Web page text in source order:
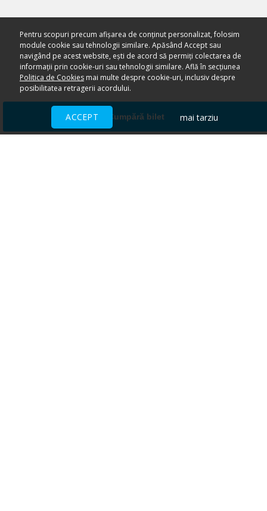
Cumpără bilet
Pentru scopuri precum afișarea de conținut personalizat, folosim
module cookie sau tehnologii similare. Apăsând Accept sau
navigând pe acest website, ești de acord să permiți colectarea de
informații prin cookie-uri sau tehnologii similare. Află în secțiunea
Politica de Cookiesmai multe despre cookie-uri, inclusiv despre
posibilitatea retragerii acordului.
ACCEPT mai tarziu